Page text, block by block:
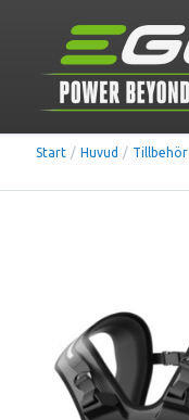
Start / Huvud / Tillbehör